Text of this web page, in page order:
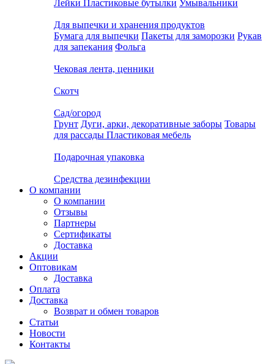
Лейки Пластиковые бутылки Умывальники
Для выпечки и хранения продуктов
Бумага для выпечки Пакеты для заморозки Рукав
для запекания Фольга
Чековая лента, ценники
Скотч
Сад/огород
Грунт Дуги, арки, декоративные заборы Товары
для рассады Пластиковая мебель
Подарочная упаковка
Средства дезинфекции
О компании
О компании
Отзывы
Партнеры
Сертификаты
Доставка
Акции
Оптовикам
Доставка
Оплата
Доставка
Возврат и обмен товаров
Статьи
Новости
Контакты